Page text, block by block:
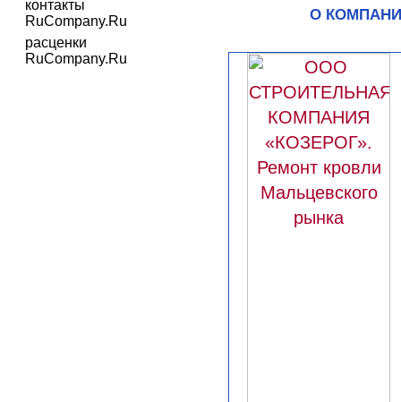
контакты
RuCompany.Ru
расценки
RuCompany.Ru
О